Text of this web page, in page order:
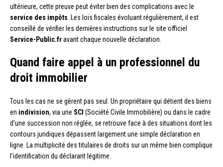
ultérieure, cette preuve peut éviter bien des complications avec le
service des impôts . Les lois fiscales évoluant régulièrement, il est
conseillé de vérifier les dernières instructions sur le site officiel
Service-Public.fravant chaque nouvelle déclaration.
Quand faire appel à un professionnel du
droit immobilier
Tous les cas ne se gèrent pas seul. Un propriétaire qui détient des biens
en indivision, via une SCI (Société Civile Immobilière) ou dans le cadre
d’une succession non réglée, se retrouve face à des situations dont les
contours juridiques dépassent largement une simple déclaration en
ligne. La multiplicité des titulaires de droits sur un même bien complique
l’identification du déclarant légitime.